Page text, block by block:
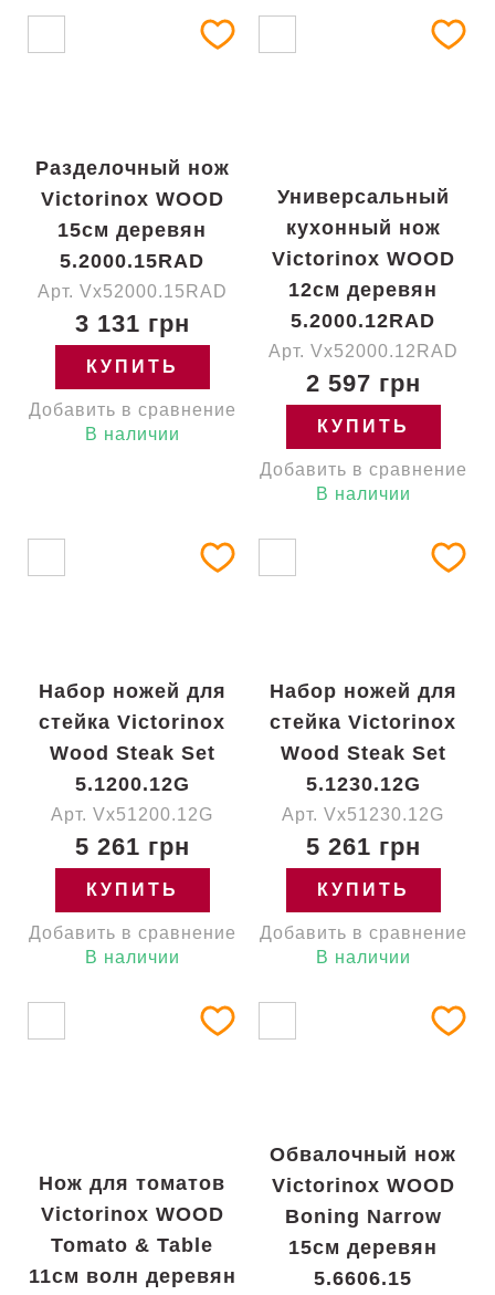
Разделочный нож
Victorinox WOOD
15см деревян
5.2000.15RAD
Арт. Vx52000.15RAD
3 131 грн
КУПИТЬ
Добавить в сравнение
В наличии
Универсальный
кухонный нож
Victorinox WOOD
12см деревян
5.2000.12RAD
Арт. Vx52000.12RAD
2 597 грн
КУПИТЬ
Добавить в сравнение
В наличии
Набор ножей для
стейка Victorinox
Wood Steak Set
5.1200.12G
Арт. Vx51200.12G
5 261 грн
КУПИТЬ
Добавить в сравнение
В наличии
Набор ножей для
стейка Victorinox
Wood Steak Set
5.1230.12G
Арт. Vx51230.12G
5 261 грн
КУПИТЬ
Добавить в сравнение
В наличии
Нож для томатов
Victorinox WOOD
Tomato & Table
11см волн деревян
Обвалочный нож
Victorinox WOOD
Boning Narrow
15см деревян
5.6606.15